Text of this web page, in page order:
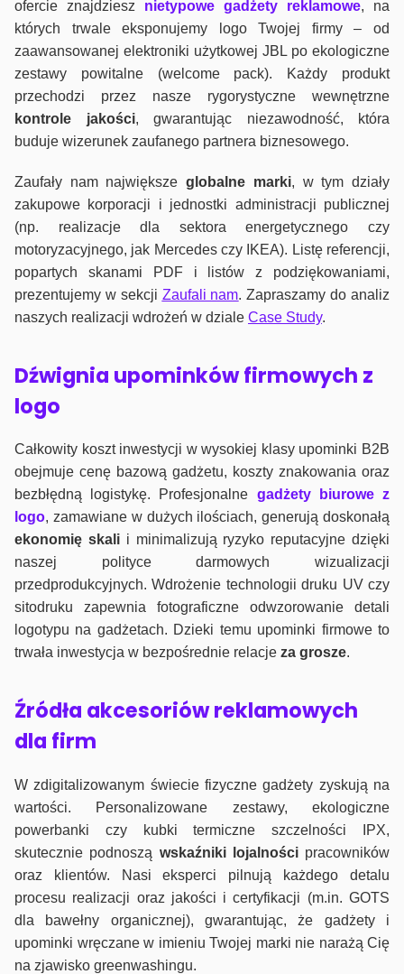
ofercie znajdziesz nietypowe gadżety reklamowe, na
których trwale eksponujemy logo Twojej firmy – od
zaawansowanej elektroniki użytkowej JBL po ekologiczne
zestawy powitalne (welcome pack). Każdy produkt
przechodzi przez nasze rygorystyczne wewnętrzne
kontrole jakości, gwarantując niezawodność, która
buduje wizerunek zaufanego partnera biznesowego.
Zaufały nam największeglobalne marki, w tym działy
zakupowe korporacji i jednostki administracji publicznej
(np. realizacje dla sektora energetycznego czy
motoryzacyjnego, jak Mercedes czy IKEA). Listę referencji,
popartych skanami PDF i listów z podziękowaniami,
prezentujemy w sekcji Zaufali nam. Zapraszamy do analiz
naszych realizacji wdrożeń w dziale Case Study.
Dźwignia upominków firmowych z
logo
Całkowity koszt inwestycji w wysokiej klasy upominki B2B
obejmuje cenę bazową gadżetu, koszty znakowania oraz
bezbłędną logistykę. Profesjonalne gadżety biurowe z
logo, zamawiane w dużych ilościach, generują doskonałą
ekonomię skalii minimalizują ryzyko reputacyjne dzięki
naszej polityce darmowych wizualizacji
przedprodukcyjnych. Wdrożenie technologii druku UV czy
sitodruku zapewnia fotograficzne odwzorowanie detali
logotypu na gadżetach. Dzieki temu upominki firmowe to
trwała inwestycja w bezpośrednie relacje za grosze.
Źródła akcesoriów reklamowych
dla firm
W zdigitalizowanym świecie fizyczne gadżety zyskują na
wartości. Personalizowane zestawy, ekologiczne
powerbanki czy kubki termiczne szczelności IPX,
skutecznie podnoszą wskaźniki lojalnościpracowników
oraz klientów. Nasi eksperci pilnują każdego detalu
procesu realizacji oraz jakości i certyfikacji (m.in. GOTS
dla bawełny organicznej), gwarantując, że gadżety i
upominki wręczane w imieniu Twojej marki nie narażą Cię
na zjawisko greenwashingu.